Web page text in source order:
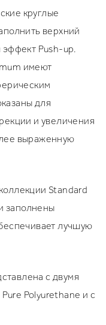
круглые
верхний
Push-up.
имеют
для
и увеличения
выраженную
Standard
заполнены
лучшую
с двумя
Polyurethane и с